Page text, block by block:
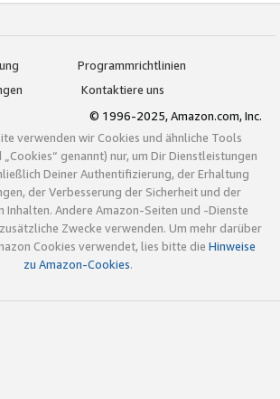
Programmrichtlinien
Kontaktiere uns
© 1996-2025, Amazon.com, Inc.
verwenden wir Cookies und ähnliche Tools
genannt) nur, um Dir Dienstleistungen
Deiner Authentifizierung, der Erhaltung
der Verbesserung der Sicherheit und der
Inhalten. Andere Amazon-Seiten und -Dienste
Zwecke verwenden. Um mehr darüber
Cookies verwendet, lies bitte die Hinweise
zu Amazon-Cookies.